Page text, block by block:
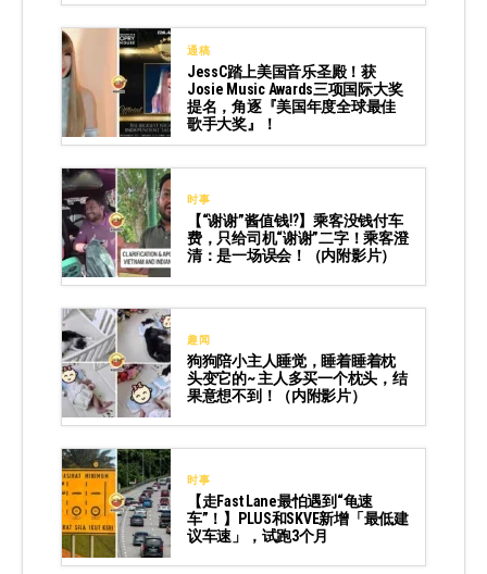
通稿
JessC踏上美国音乐圣殿！获
Josie Music Awards三项国际大奖
提名，角逐『美国年度全球最佳
歌手大奖』！
时事
【“谢谢”酱值钱⁉️】乘客没钱付车
费，只给司机“谢谢”二字！乘客澄
清：是一场误会！（内附影片）
趣闻
狗狗陪小主人睡觉，睡着睡着枕
头变它的~ 主人多买一个枕头，结
果意想不到！（内附影片）
时事
【走Fast Lane最怕遇到“龟速
车”！】PLUS和SKVE新增「最低建
议车速」，试跑3个月